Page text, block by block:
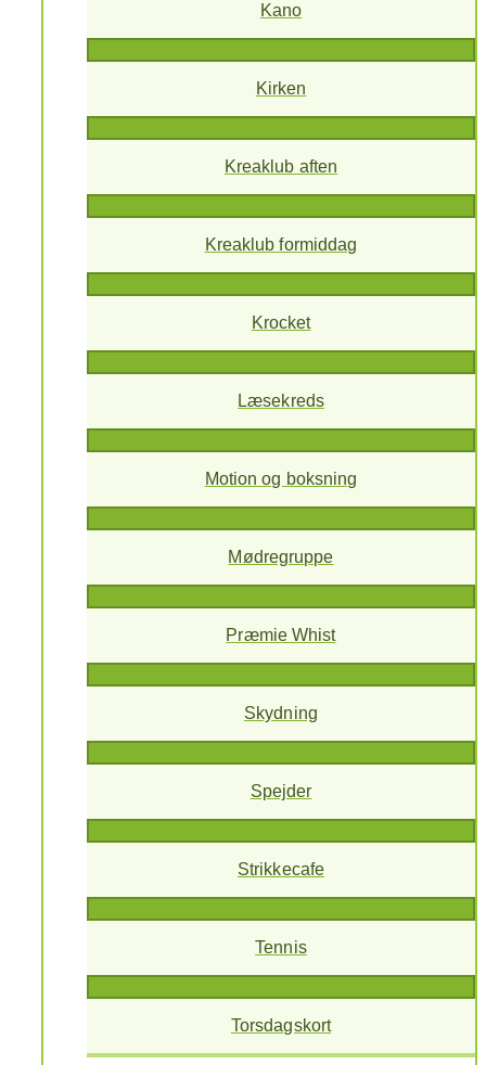
Kano
Kirken
Kreaklub aften
Kreaklub formiddag
Krocket
Læsekreds
Motion og boksning
Mødregruppe
Præmie Whist
Skydning
Spejder
Strikkecafe
Tennis
Torsdagskort